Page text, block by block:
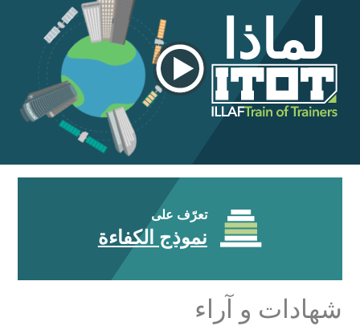
لماذا
تعرّف على
نموذج الكفاءة
شهادات و آراء